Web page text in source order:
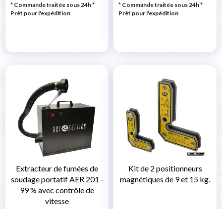
* Commande traitée sous 24h*
Prêt pour l'expédition
* Commande traitée sous 24h*
Prêt pour l'expédition
Extracteur de fumées de
soudage portatif AER 201 -
99 % avec contrôle de
vitesse
Kit de 2 positionneurs
magnétiques de 9 et 15 kg.